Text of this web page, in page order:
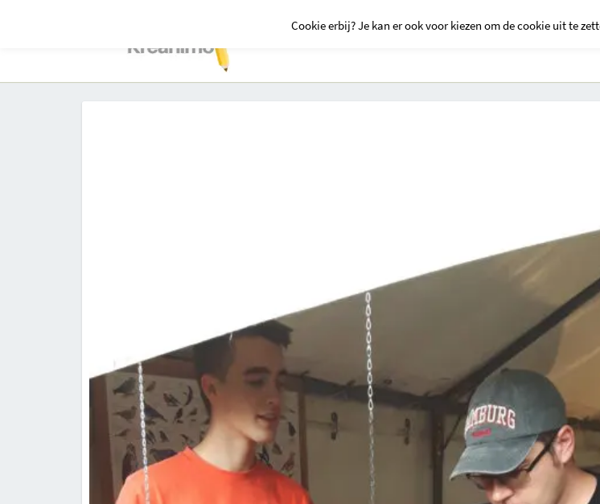
Contact Kids Creatief Erop
Cookie erbij? Je kan er ook voor kiezen om de cookie uit te